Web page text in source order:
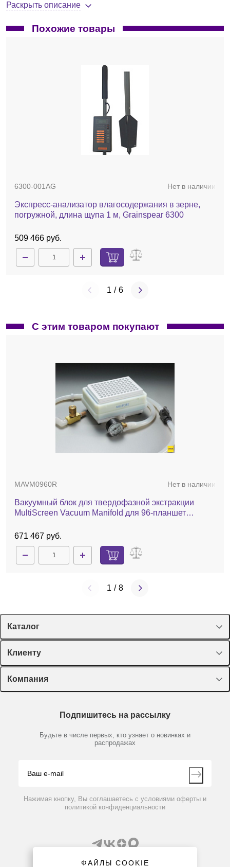
объем пробы, мл – 9-11;
принцип действия — диэлькометрический
питание от щелочной батареи типа 9 В;
автоматическая температурная компенсация;
габариты, ДxВxШ, мм — 210×75×75;
Анализатор влажности зерна FarmPro 6096
портативный анализатор влажности зерна, размол
образца происходит при закручивании крышки прибора,
это позволяет точно определить содержание влаги в
Раскрыть описание
Похожие товары
6300-001AG Нет в наличии
Экспресс-анализатор влагосодержания в зерне,
погружной, длина щупа 1 м, Grainspear 6300
509 466 руб.
1 / 6
С этим товаром покупают
MAVM0960R Нет в наличии
Вакуумный блок для твердофазной экстракции
MultiScreen Vacuum Manifold для 96-планшет
671 467 руб.
1 / 8
Каталог
Спецпредложения
Оборудование, приборы
Пластик, стекло, принадлежности
Химические реактивы, препараты, наборы
Производители
Клиенту
Лекторий Диаэм
Доставка и оплата
Мобильное приложение
Компания
Партнеры
Контакты
Подпишитесь на рассылку
Будьте в числе первых, кто узнает о новинках и
распродажах
Нажимая кнопку, Вы соглашаетесь с условиями оферты и
политикой конфиденциальности
ФАЙЛЫ COOKIE